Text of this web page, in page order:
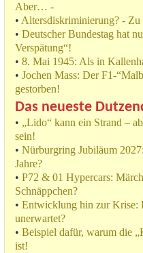
Aber… -
• Altersdiskriminierung? -
• Deutscher Bundestag hat
Verspätung“!
• 8. Mai 1945: Als in
• Jochen Mass: Der F1-
gestorben!
Das neueste
• „Lido“ kann ein Strand –
sein!
• Nürburgring Jubiläum
Jahre?
• P72 & 01 Hypercars:
Schnäppchen?
• Entwicklung hin zur Krise:
unerwartet?
• Beispiel dafür, warum die
ist!